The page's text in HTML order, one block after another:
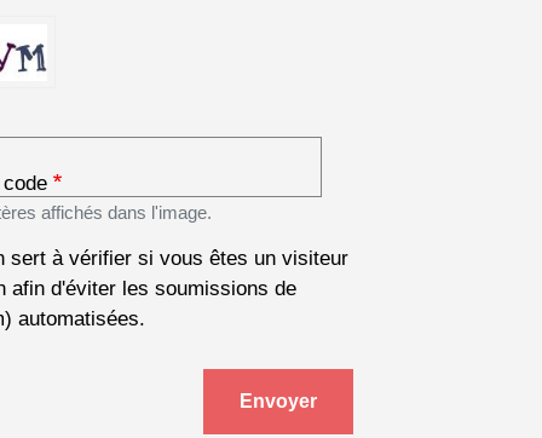
affichés dans l'image.
sert à vérifier si vous êtes un visiteur
afin d'éviter les soumissions de
automatisées.
Envoyer